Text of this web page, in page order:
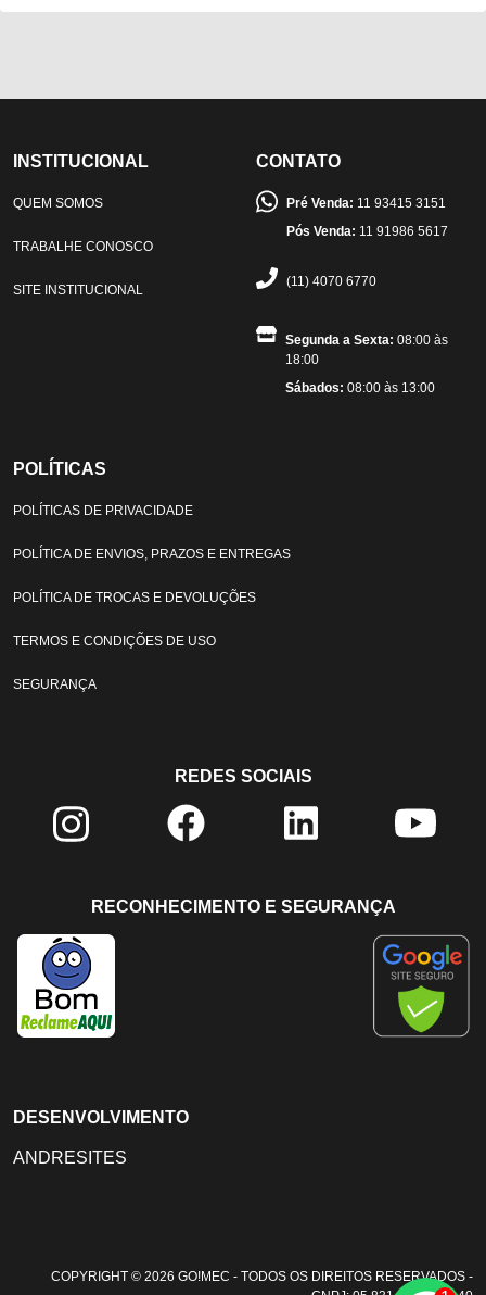
INSTITUCIONAL
QUEM SOMOS
TRABALHE CONOSCO
SITE INSTITUCIONAL
CONTATO
Pré Venda: 11 93415 3151
Pós Venda: 11 91986 5617
(11) 4070 6770
Segunda a Sexta: 08:00 às
18:00
Sábados: 08:00 às 13:00
POLÍTICAS
POLÍTICAS DE PRIVACIDADE
POLÍTICA DE ENVIOS, PRAZOS E ENTREGAS
POLÍTICA DE TROCAS E DEVOLUÇÕES
TERMOS E CONDIÇÕES DE USO
SEGURANÇA
REDES SOCIAIS
RECONHECIMENTO E SEGURANÇA
DESENVOLVIMENTO
ANDRESITES
COPYRIGHT © 2026 GO!MEC - TODOS OS DIREITOS RESERVADOS -